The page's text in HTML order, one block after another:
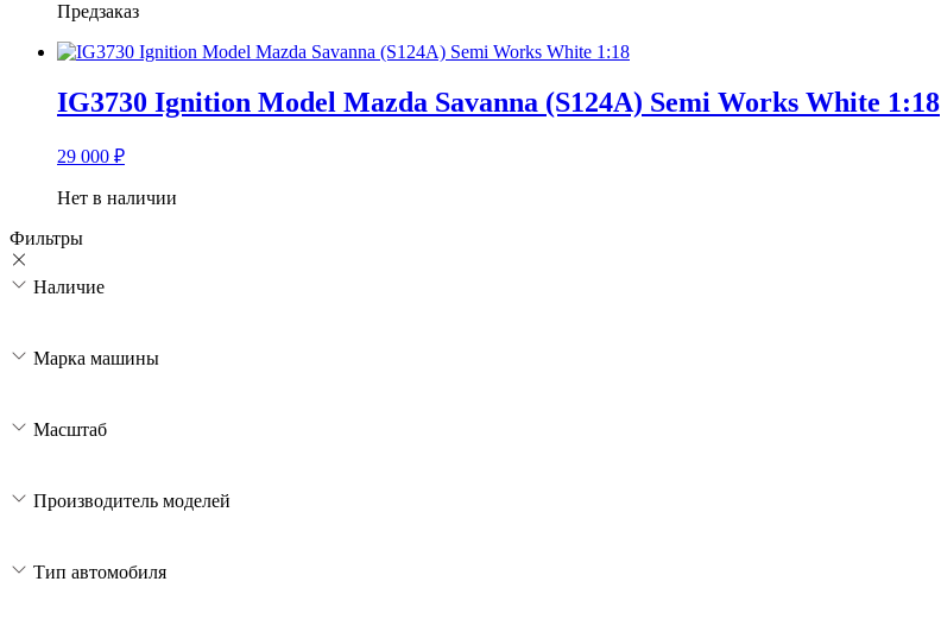
Предзаказ
IG3730 Ignition Model Mazda Savanna (S124A) Semi Works White 1:18
29 000 ₽
Нет в наличии
Фильтры
Наличие
Марка машины
Масштаб
Производитель моделей
Тип автомобиля